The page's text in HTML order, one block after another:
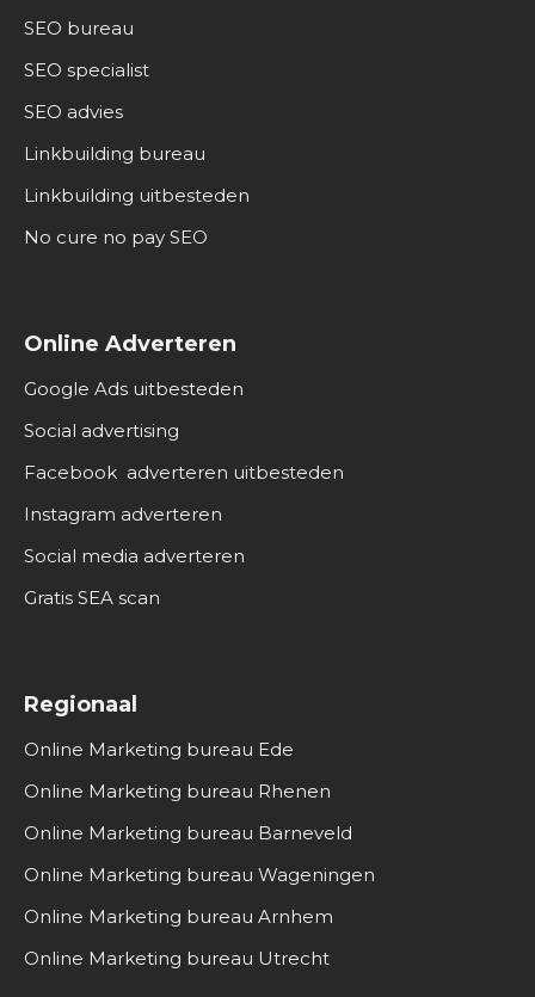
SEO bureau
SEO specialist
SEO advies
Linkbuilding bureau
Linkbuilding uitbesteden
No cure no pay SEO
Online Adverteren
Google Ads uitbesteden
Social advertising
Facebook adverteren uitbesteden
Instagram adverteren
Social media adverteren
Gratis SEA scan
Regionaal
Online Marketing bureau Ede
Online Marketing bureau Rhenen
Online Marketing bureau Barneveld
Online Marketing bureau Wageningen
Online Marketing bureau Arnhem
Online Marketing bureau Utrecht